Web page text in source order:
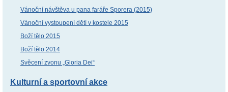
Vánoční návštěva u pana faráře Sporera (2015)
Vánoční vystoupení dětí v kostele 2015
Boží tělo 2015
Boží tělo 2014
Svěcení zvonu „Gloria Dei“
Kulturní a sportovní akce